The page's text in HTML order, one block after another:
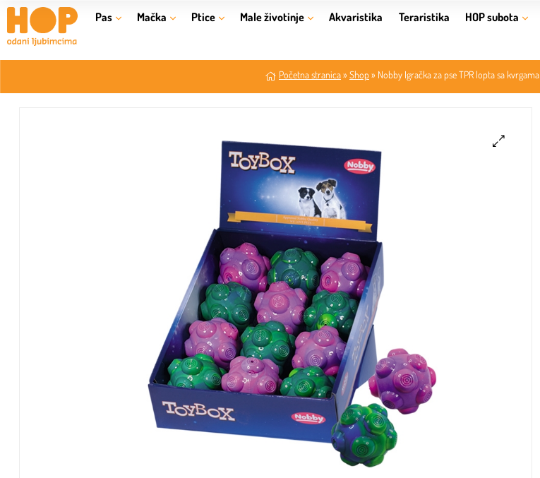
Pas Mačka Ptice Male životinje Akvaristika Teraristika HOP subota
Početna stranica» Shop» Nobby Igračka za pse TPR lopta sa kvrgama